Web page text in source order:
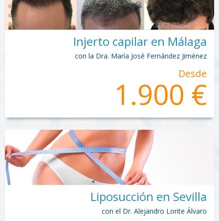
Injerto capilar en Málaga
con la Dra. María José Fernández Jiménez
Desde
1.900 €
Liposucción en Sevilla
con el Dr. Alejandro Lorite Álvaro